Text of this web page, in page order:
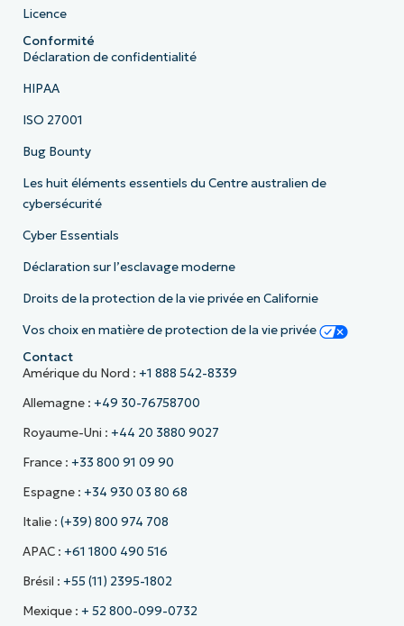
Licence
Conformité
Déclaration de confidentialité
HIPAA
ISO 27001
Bug Bounty
Les huit éléments essentiels du Centre australien de
cybersécurité
Cyber Essentials
Déclaration sur l’esclavage moderne
Droits de la protection de la vie privée en Californie
Vos choix en matière de protection de la vie privée
Contact
Amérique du Nord : +1 888 542-8339
Allemagne : +49 30-76758700
Royaume-Uni : +44 20 3880 9027
France : +33 800 91 09 90
Espagne : +34 930 03 80 68
Italie : (+39) 800 974 708
APAC : +61 1800 490 516
Brésil : +55 (11) 2395-1802
Mexique : + 52 800-099-0732